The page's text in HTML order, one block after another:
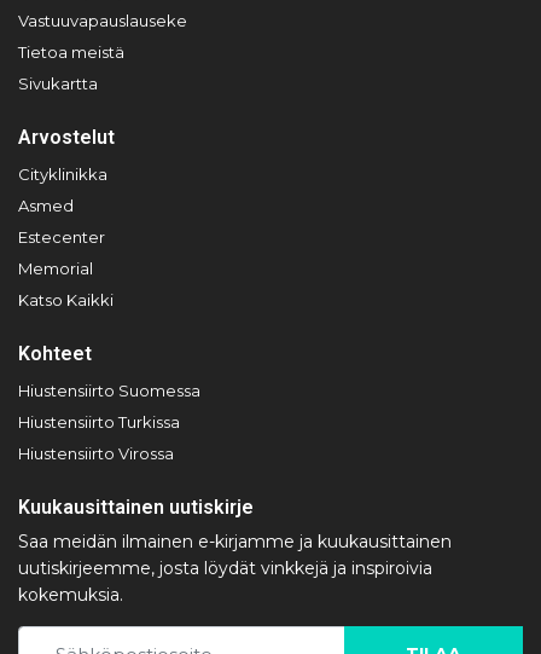
Vastuuvapauslauseke
Tietoa meistä
Sivukartta
Arvostelut
Cityklinikka
Asmed
Estecenter
Memorial
Katso Kaikki
Kohteet
Hiustensiirto Suomessa
Hiustensiirto Turkissa
Hiustensiirto Virossa
Kuukausittainen uutiskirje
Saa meidän ilmainen e-kirjamme ja kuukausittainen
uutiskirjeemme, josta löydät vinkkejä ja inspiroivia
kokemuksia.